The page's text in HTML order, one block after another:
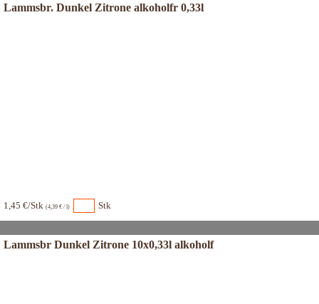
Lammsbr. Dunkel Zitrone alkoholfr 0,33l
1,45 €/Stk (4,39 € / l) Stk
Lammsbr Dunkel Zitrone 10x0,33l alkoholf